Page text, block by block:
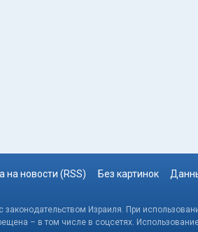
на новости (RSS) Без картинок
Израиля. При
– в том числе в соцсетях.